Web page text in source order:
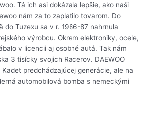
Tá ich asi dokázala lepšie, ako naši
nám za to zaplatilo tovarom. Do
do Tuzexu sa v r. 1986-87 nahrnula
výrobcu. Okrem elektroniky, ocele,
v licencii aj osobné autá. Tak nám
3 tisícky svojich Racerov. DAEWOO
Kadet predchádzajúcej generácie, ale na
automobilová bomba s nemeckými